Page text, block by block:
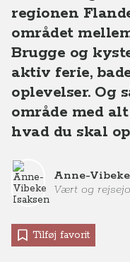
regionen
området
Brugge og
aktiv ferie,
oplevelser. Og
område med
hvad du skal
Anne-
Vært og
Tilføj favorit